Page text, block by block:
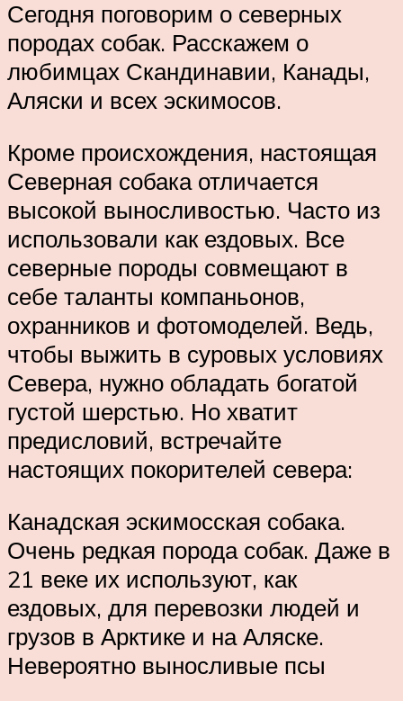
Сегодня поговорим о северных
породах собак. Расскажем о
любимцах Скандинавии, Канады,
Аляски и всех эскимосов.
Кроме происхождения, настоящая
Северная собака отличается
высокой выносливостью. Часто из
использовали как ездовых. Все
северные породы совмещают в
себе таланты компаньонов,
охранников и фотомоделей. Ведь,
чтобы выжить в суровых условиях
Севера, нужно обладать богатой
густой шерстью. Но хватит
предисловий, встречайте
настоящих покорителей севера:
Канадская эскимосская собака.
Очень редкая порода собак. Даже в
21 веке их используют, как
ездовых, для перевозки людей и
грузов в Арктике и на Аляске.
Невероятно выносливые псы